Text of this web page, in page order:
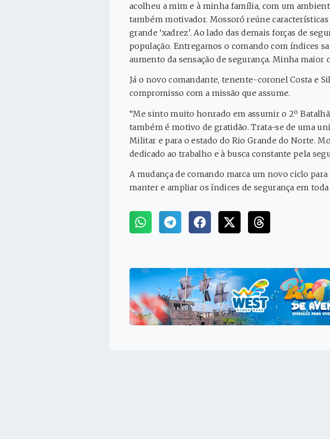
acolheu a mim e à minha família, com um
também motivador. Mossoró reúne
grande ‘xadrez’. Ao lado das demais forças de
população. Entregamos o comando com índices
aumento da sensação de segurança. Minha maior
Já o novo comandante, tenente-coronel Costa e
compromisso com a missão que assume.
“Me sinto muito honrado em assumir o 2º
também é motivo de gratidão. Trata-se de uma
Militar e para o estado do Rio Grande do Norte.
dedicado ao trabalho e à busca constante pela
A mudança de comando marca um novo ciclo
manter e ampliar os índices de segurança em toda